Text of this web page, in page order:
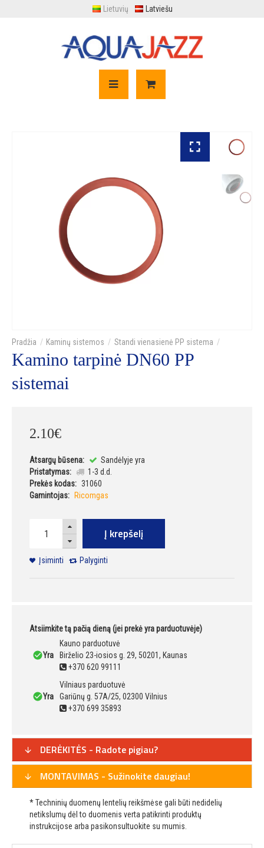
Lietuvių Latviešu
Kaminų sistemos Standi vienasienė PP sistema
Kamino tarpinė DN60 PP
sistemai
2.10€
Atsargų būsena:
Sandėlyje yra
Pristatymas:
1-3 d.d.
Prekės kodas: 31060
Gamintojas:
Ricomgas
Į krepšelį
Įsiminti Palyginti
Atsiimkite tą pačią dieną (jei prekė yra parduotuvėje)
Yra
Kauno parduotuvė
Birželio 23-iosios g. 29, 50201, Kaunas
+370 620 99111
Yra
Vilniaus parduotuvė
Gariūnų g. 57A/25, 02300 Vilnius
+370 699 35893
DERĖKITĖS - Radote pigiau?
MONTAVIMAS - Sužinokite daugiau!
* Techninių duomenų lentelių reikšmėse gali būti nedidelių
netikslumų dėl to duomenis verta patikrinti produktų
instrukcijose arba pasikonsultuokite su mumis.